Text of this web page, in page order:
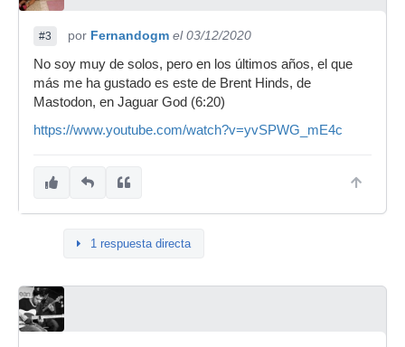
#3 por Fernandogm el 03/12/2020
No soy muy de solos, pero en los últimos años, el que
más me ha gustado es este de Brent Hinds, de
Mastodon, en Jaguar God (6:20)
https://www.youtube.com/watch?v=yvSPWG_mE4c
1 respuesta directa